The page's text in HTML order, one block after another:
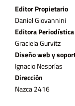
Editor Propietario
Daniel Giovannini
Editora Periodística
Graciela Gurvitz
Diseño web y
Ignacio Nesprías
Dirección
Nazca 2416